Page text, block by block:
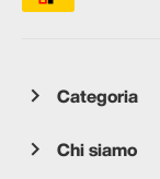
Categoria
Chi siamo